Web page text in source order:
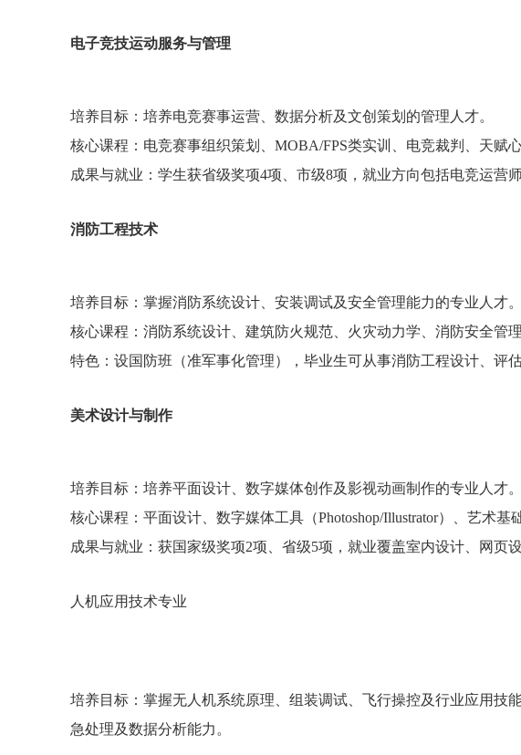
电子竞技运动服务与管理
培养目标：培养电竞赛事运营、数据分析及文创策划的管理人才。
核心课程：电竞赛事组织策划、MOBA/FPS类实训、电竞裁判、天赋
成果与就业：学生获省级奖项4项、市级8项，就业方向包括电竞运营
消防工程技术
培养目标：掌握消防系统设计、安装调试及安全管理能力的专业人才
核心课程：消防系统设计、建筑防火规范、火灾动力学、消防安全管
特色：设国防班（准军事化管理），毕业生可从事消防工程设计、评
美术设计与制作
培养目标：培养平面设计、数字媒体创作及影视动画制作的专业人才
核心课程：平面设计、数字媒体工具（Photoshop/Illustrator）、艺术基
成果与就业：获国家级奖项2项、省级5项，就业覆盖室内设计、网页
人机应用技术专业
培养目标：掌握无人机系统原理、组装调试、飞行操控及行业应用技
急处理及数据分析能力。